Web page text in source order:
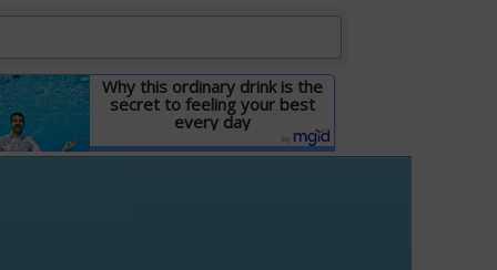
Why this ordinary drink is the
secret to feeling your best
every day
Детальніше